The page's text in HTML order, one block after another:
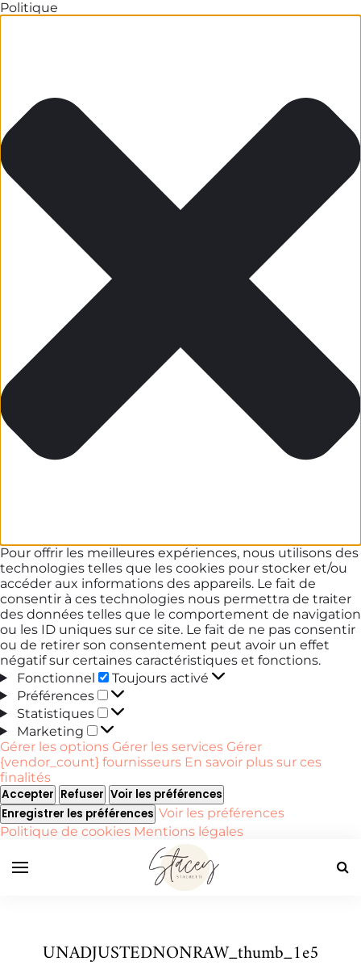
Politique
Pour offrir les meilleures expériences, nous utilisons des
technologies telles que les cookies pour stocker et/ou
accéder aux informations des appareils. Le fait de
consentir à ces technologies nous permettra de traiter
des données telles que le comportement de navigation
ou les ID uniques sur ce site. Le fait de ne pas consentir
ou de retirer son consentement peut avoir un effet
négatif sur certaines caractéristiques et fonctions.
Fonctionnel
Fonctionnel
Toujours activé
Préférences
Préférences
Statistiques
Statistiques
Marketing
Marketing
Gérer les options Gérer les services Gérer
{vendor_count} fournisseurs En savoir plus sur ces
finalités
Accepter Refuser Voir les préférences
Enregistrer les préférences Voir les préférences
Politique de cookies Mentions légales
UNADJUSTEDNONRAW_thumb_1e5